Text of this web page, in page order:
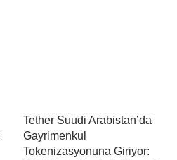
Tether Suudi Arabistan’da
Gayrimenkul
Tokenizasyonuna Giriyor: